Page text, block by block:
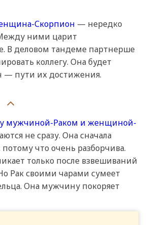
Скорпион — нередко
ними царит
В деловом тандеме партнерше
коллегу. Она будет
— пути их достижения.
мужчиной-Раком и женщиной-
не сразу. Она сначала
что очень разборчива.
только после взвешиваний
Рак своими чарами сумеет
Она мужчину покоряет